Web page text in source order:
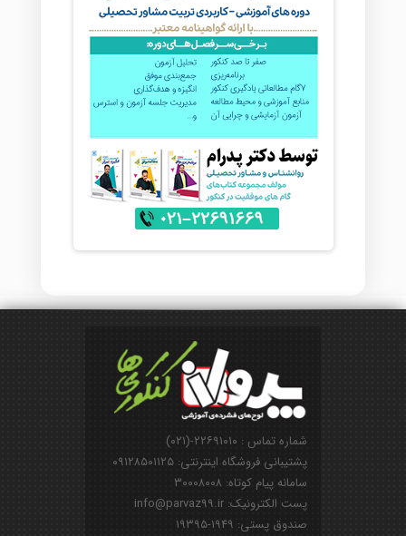
شماره تماس : ۲۲۶۹۱۰۱۰-(۰۲۱)
پشتیبانی فروشگاه اینترنتی: ۰۹۱۲۸۵۰۱۱۲۵
سامانه پیام کوتاه: ۳۰۰۰۸۰۰۸
پست الکترونیک: info@parvaz99.ir
صندوق پستی: ۱۹۴۹-۱۹۳۹۵